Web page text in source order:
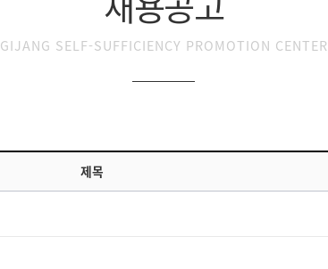
GIJANG SELF-SUFFICIENCY PROMOTION CENTER
제목